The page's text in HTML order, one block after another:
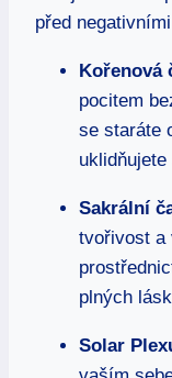
před
Kořenová
pocitem
se staráte
Sakrální
tvořivost a
plných
Solar